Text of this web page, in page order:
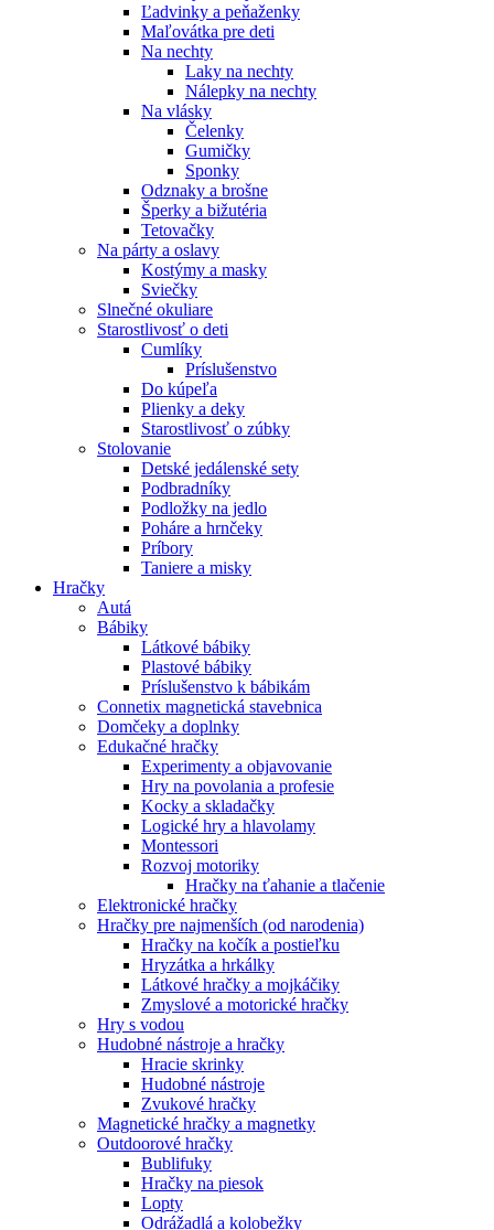
Ľadvinky a peňaženky
Maľovátka pre deti
Na nechty
Laky na nechty
Nálepky na nechty
Na vlásky
Čelenky
Gumičky
Sponky
Odznaky a brošne
Šperky a bižutéria
Tetovačky
Na párty a oslavy
Kostýmy a masky
Sviečky
Slnečné okuliare
Starostlivosť o deti
Cumlíky
Príslušenstvo
Do kúpeľa
Plienky a deky
Starostlivosť o zúbky
Stolovanie
Detské jedálenské sety
Podbradníky
Podložky na jedlo
Poháre a hrnčeky
Príbory
Taniere a misky
Hračky
Autá
Bábiky
Látkové bábiky
Plastové bábiky
Príslušenstvo k bábikám
Connetix magnetická stavebnica
Domčeky a doplnky
Edukačné hračky
Experimenty a objavovanie
Hry na povolania a profesie
Kocky a skladačky
Logické hry a hlavolamy
Montessori
Rozvoj motoriky
Hračky na ťahanie a tlačenie
Elektronické hračky
Hračky pre najmenších (od narodenia)
Hračky na kočík a postieľku
Hryzátka a hrkálky
Látkové hračky a mojkáčiky
Zmyslové a motorické hračky
Hry s vodou
Hudobné nástroje a hračky
Hracie skrinky
Hudobné nástroje
Zvukové hračky
Magnetické hračky a magnetky
Outdoorové hračky
Bublifuky
Hračky na piesok
Lopty
Odrážadlá a kolobežky